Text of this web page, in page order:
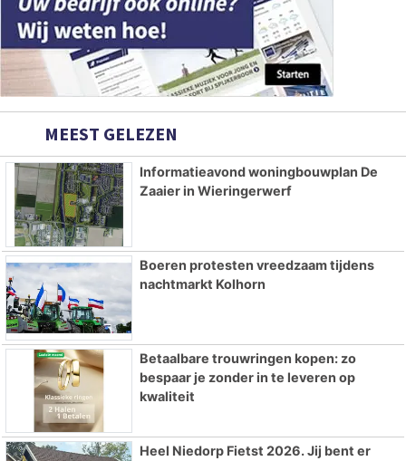
MEEST GELEZEN
Informatieavond woningbouwplan De
Zaaier in Wieringerwerf
Boeren protesten vreedzaam tijdens
nachtmarkt Kolhorn
Betaalbare trouwringen kopen: zo
bespaar je zonder in te leveren op
kwaliteit
Heel Niedorp Fietst 2026. Jij bent er